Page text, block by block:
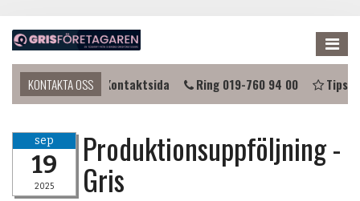
KONTAKTA OSS
i kontakt? Kontaktsida Ring 019-760 94 00 Tipsa
sep
19
2025
Produktionsuppföljning -
Gris